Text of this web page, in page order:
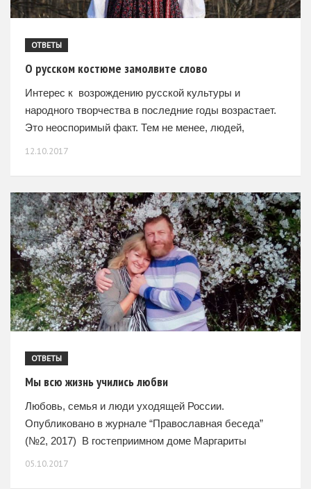
ОТВЕТЫ
О русском костюме замолвите слово
Интерес к возрождению русской культуры и
народного творчества в последние годы возрастает.
Это неоспоримый факт. Тем не менее, людей,
Сергей
12.10.2017
ОТВЕТЫ
Мы всю жизнь учились любви
Любовь, семья и люди уходящей России.
Опубликовано в журнале “Православная беседа”
(№2, 2017) В гостеприимном доме Маргариты
Волковой, вдовы писателя Олега Волкова, висит
05.10.2017